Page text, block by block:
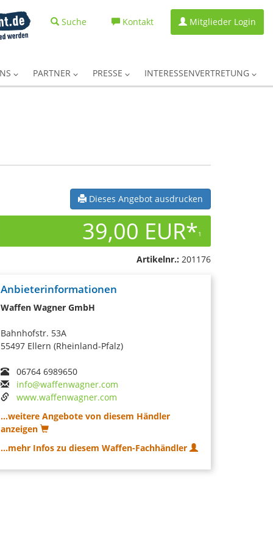
Suche Kontakt Mitglieder Login
PARTNER PRESSE INTERESSENVERTRETUNG
Dieses Angebot ausdrucken
39,00 EUR*1
Artikelnr.: 201176
Anbieterinformationen
Waffen Wagner GmbH
Bahnhofstr. 53A
55497 Ellern (Rheinland-Pfalz)
06764 6989650
info@waffenwagner.com
www.waffenwagner.com
...weitere Angebote von diesem Händler
anzeigen
...mehr Infos zu diesem Waffen-Fachhändler